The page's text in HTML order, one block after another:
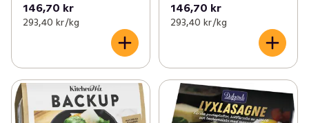
146,70 kr
293,40 kr /kg
146,70 kr
293,40 kr /kg